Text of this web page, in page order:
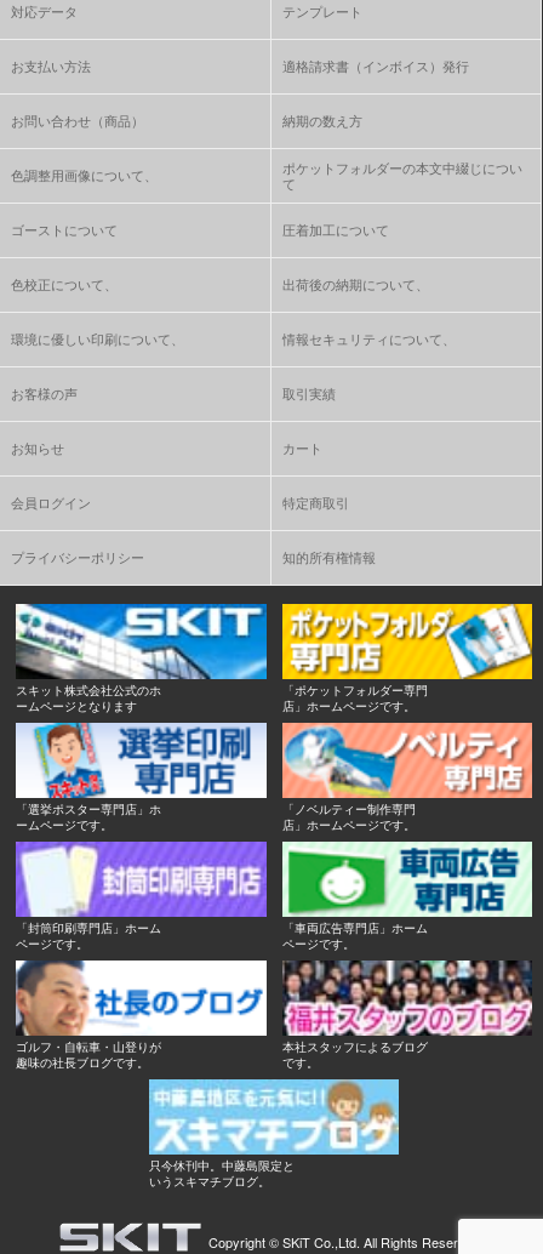
対応データ テンプレート
お支払い方法 適格請求書（インボイス）発行
お問い合わせ（商品） 納期の数え方
色調整用画像について、
ポケットフォルダーの本文中綴じについ
て
ゴーストについて 圧着加工について
色校正について、 出荷後の納期について、
環境に優しい印刷について、 情報セキュリティについて、
お客様の声 取引実績
お知らせ カート
会員ログイン 特定商取引
プライバシーポリシー 知的所有権情報
スキット株式会社公式のホ
ームページとなります
「ポケットフォルダー専門
店」ホームページです。
「選挙ポスター専門店」ホ
ームページです。
「ノベルティー制作専門
店」ホームページです。
「封筒印刷専門店」ホーム
ページです。
「車両広告専門店」ホーム
ページです。
ゴルフ・自転車・山登りが
趣味の社長ブログです。
本社スタッフによるブログ
です。
只今休刊中。中藤島限定と
いうスキマチブログ。
Copyright ©SKiT Co.,Ltd. All Rights Reserved.